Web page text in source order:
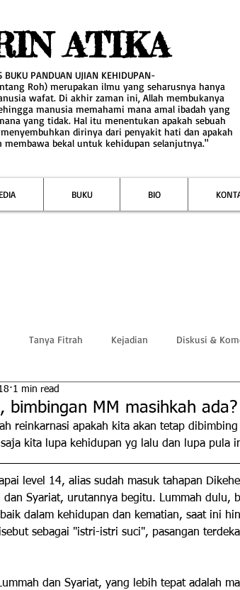
ATIKA
BUKU PANDUAN UJIAN KEHIDUPAN-
Roh) merupakan ilmu yang seharusnya hanya
wafat. Di akhir zaman ini, Allah membukanya
manusia memahami mana amal ibadah yang
yang tidak. Hal itu menentukan apakah sebuah
dirinya dari penyakit hati dan apakah
membawa bekal untuk kehidupan selanjutnya."
BUKU BIO
Tanya Fitrah Kejadian Diskusi &
bimbingan MM masihkah ada?
1 min read
reinkarnasi apakah kita akan tetap
kita lupa kehidupan yg lalu dan lupa pula
level 14, alias sudah masuk tahapan
dan Syariat, urutannya begitu. Lummah dulu,
dalam kehidupan dan kematian, saat ini
sebagai "istri-istri suci", pasangan
dan Syariat, yang lebih tepat adalah